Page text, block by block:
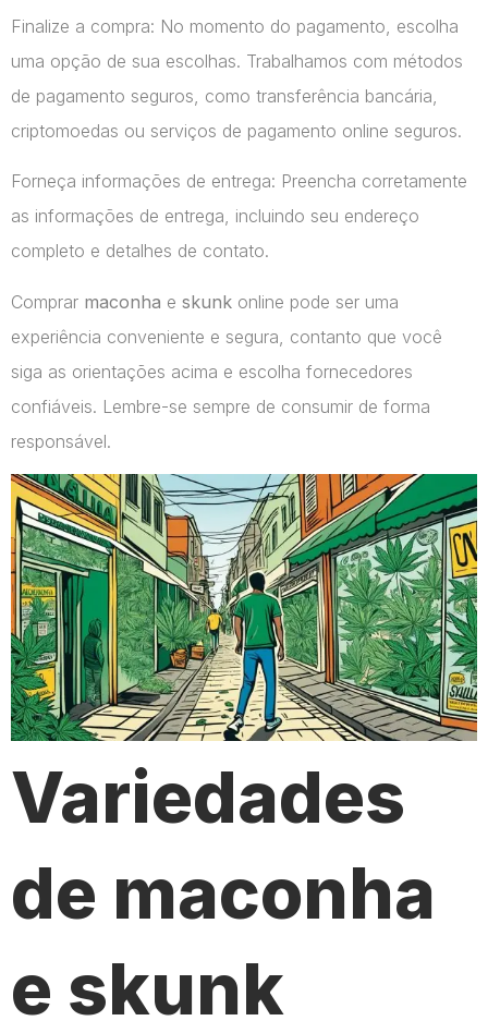
Finalize a compra: No momento do pagamento, escolha
uma opção de sua escolhas. Trabalhamos com métodos
de pagamento seguros, como transferência bancária,
criptomoedas ou serviços de pagamento online seguros.
Forneça informações de entrega: Preencha corretamente
as informações de entrega, incluindo seu endereço
completo e detalhes de contato.
Comprar maconha e skunk online pode ser uma
experiência conveniente e segura, contanto que você
siga as orientações acima e escolha fornecedores
confiáveis. Lembre-se sempre de consumir de forma
responsável.
Variedades
de maconha
e skunk